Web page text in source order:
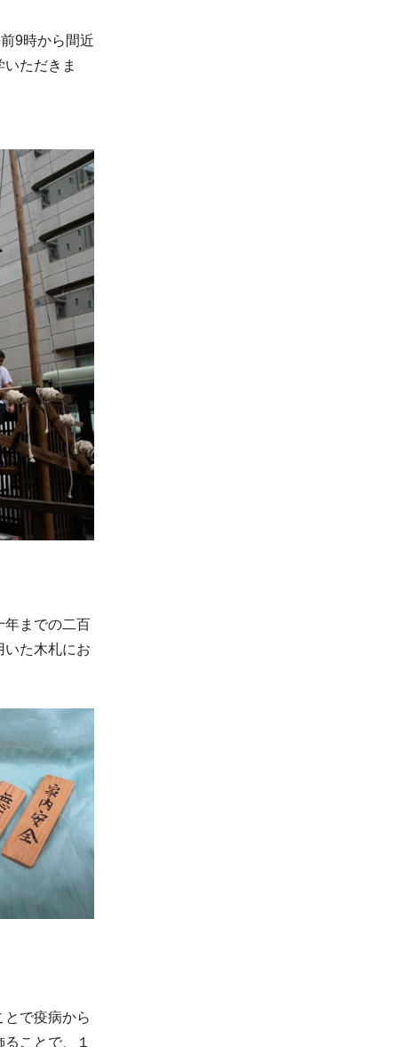
9時から間近
ただきま
年までの二百
いた木札にお
で疫病から
ことで、１